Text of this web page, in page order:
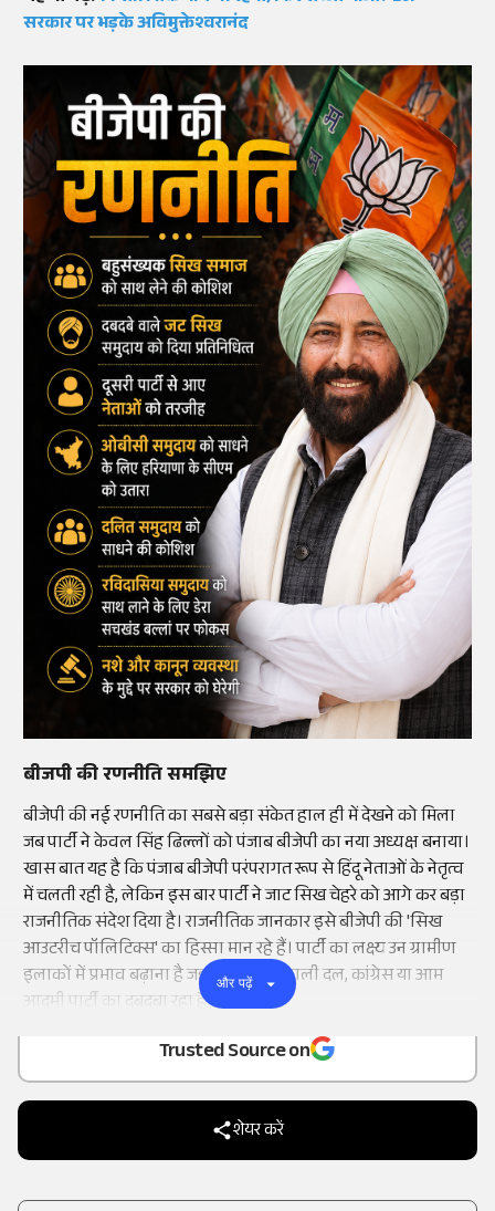
Add
as a
Trusted Source on
शेयर करें
सरकार पर भड़के अविमुक्तेश्वरानंद
बीजपी की रणनीति समझिए
बीजेपी की नई रणनीति का सबसे बड़ा संकेत हाल ही में देखने को मिला
जब पार्टी ने केवल सिंह ढिल्लों को पंजाब बीजेपी का नया अध्यक्ष बनाया।
खास बात यह है कि पंजाब बीजेपी परंपरागत रूप से हिंदू नेताओं के नेतृत्व
में चलती रही है, लेकिन इस बार पार्टी ने जाट सिख चेहरे को आगे कर बड़ा
राजनीतिक संदेश दिया है। राजनीतिक जानकार इसे बीजेपी की 'सिख
आउटरीच पॉलिटिक्स' का हिस्सा मान रहे हैं। पार्टी का लक्ष्य उन ग्रामीण
इलाकों में प्रभाव बढ़ाना है जहां अब तक अकाली दल, कांग्रेस या आम
आदमी पार्टी का दबदबा रहा है।
और पढ़ें